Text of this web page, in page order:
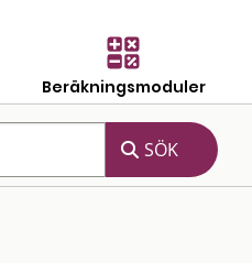
Beräkningsmoduler